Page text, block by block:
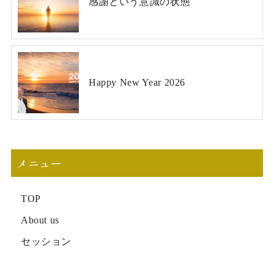
Happy New Year 2026
メニュー
TOP
About us
セッション